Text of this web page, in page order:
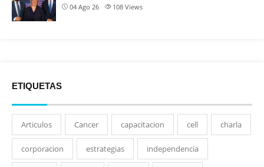
04 Ago 26 108 Views
ETIQUETAS
Articulos Cancer capacitacion cell charla
corporacion estrategias independencia